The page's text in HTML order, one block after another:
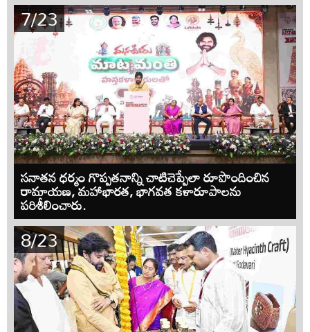
7/23
సనాతన ధర్మం గొప్పతనాన్ని చాటిచెప్పేలా రూపొందించిన
రామాయణ, మహాభారత, భాగవత కళారూపాలను
పరిశీలించారు.
8/23